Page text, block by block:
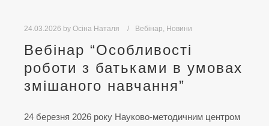
24.03.2026 by Осіна Наталя Вебінар Новини
Вебінар “Особливості
роботи з батьками в умовах
змішаного навчання”
24 березня 2026 року Науково-методичним центром